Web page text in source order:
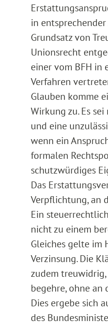
in
Grundsatz von
Unionsrecht
einer vom BFH in
Verfahren
Glauben komme
Wirkung zu. Es
und eine
wenn ein
formalen
schutzwürdiges
Das
Verpflichtung, an
Ein
nicht zu einem
Gleiches gelte im
Verzinsung. Die
zudem
begehre, ohne an
Dies ergebe sich
des